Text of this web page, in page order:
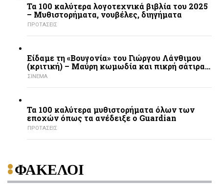
Τα 100 καλύτερα λογοτεχνικά βιβλία του 2025
– Mυθιστορήματα, νουβέλες, διηγήματα
ΠΡΟΤΑΣΕΙΣ
Είδαμε τη «Βουγονία» του Γιώργου Λάνθιμου
(κριτική) – Μαύρη κωμωδία και πικρή σάτιρα…
ΣΙΝΕΜΑ
Τα 100 καλύτερα μυθιστορήματα όλων των
εποχών όπως τα ανέδειξε ο Guardian
ΠΡΟΤΑΣΕΙΣ
ΦΑΚΕΛΟΙ